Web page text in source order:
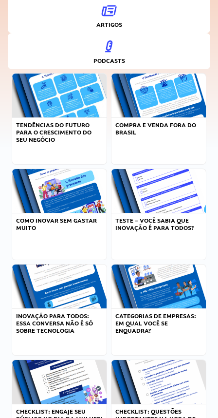
ARTIGOS
PODCASTS
TENDÊNCIAS DO FUTURO
PARA O CRESCIMENTO DO
SEU NEGÓCIO
COMPRA E VENDA FORA DO
BRASIL
COMO INOVAR SEM GASTAR
MUITO
TESTE – VOCÊ SABIA QUE
INOVAÇÃO É PARA TODOS?
INOVAÇÃO PARA TODOS:
ESSA CONVERSA NÃO É SÓ
SOBRE TECNOLOGIA
CATEGORIAS DE EMPRESAS:
EM QUAL VOCÊ SE
ENQUADRA?
CHECKLIST: ENGAJE SEU
CHECKLIST: QUESTÕES